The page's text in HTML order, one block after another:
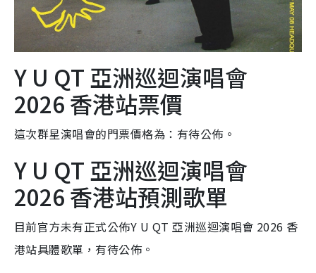
Y U QT 亞洲巡迴演唱會
2026 香港站票價
這次群星演唱會的門票價格為：有待公佈。
Y U QT 亞洲巡迴演唱會
2026 香港站預測歌單
目前官方未有正式公佈Y U QT 亞洲巡迴演唱會 2026 香
港站具體歌單，有待公佈。